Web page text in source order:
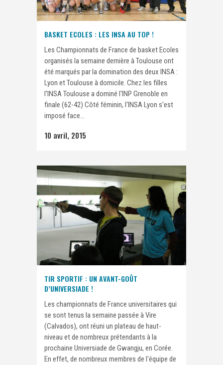
BASKET ECOLES : LES INSA AU TOP !
Les Championnats de France de basket Ecoles
organisés la semaine dernière à Toulouse ont
été marqués par la domination des deux INSA :
Lyon et Toulouse à domicile. Chez les filles
l'INSA Toulouse a dominé l'INP Grenoble en
finale (62-42) Côté féminin, l'INSA Lyon s'est
imposé face...
10 avril, 2015
TIR SPORTIF : UN AVANT-GOÛT
D’UNIVERSIADE !
Les championnats de France universitaires qui
se sont tenus la semaine passée à Vire
(Calvados), ont réuni un plateau de haut-
niveau et de nombreux prétendants à la
prochaine Universiade de Gwangju, en Corée.
En effet, de nombreux membres de l'équipe de